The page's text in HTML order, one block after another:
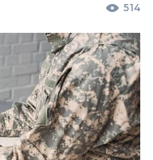
514